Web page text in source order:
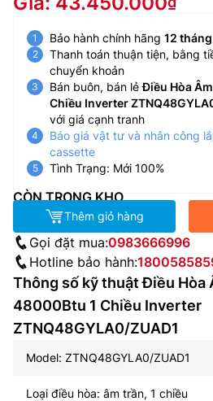
Bảo hành chính hãng 12 tháng
Thanh toán thuận tiện, bằng
chuyển khoản
Bán buôn, bán lẻĐiều Hòa
Chiều Inverter
với giá cạnh tranh
Báo giá vật tư và nhân công
cassette
Tình Trạng: Mới 100%
CÒN TRONG KHO
Thêm giỏ hàng
Gọi đặt mua:0983666996
Hotline bảo hành:
Thông số kỹ thuật Điều Hòa
48000Btu 1 Chiều Inverter
ZTNQ48GYLA0/ZUAD1
Model: ZTNQ48GYLA0/ZUAD1
Loại điều hòa: âm trần, 1 chiều